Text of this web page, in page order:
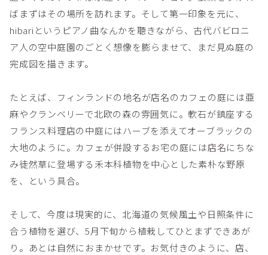
ばまずはその場所を訪れます。そして第一印象を元に、
hibariというピアノ曲なんかを聴きながら、古代バビロニ
ア人の空中庭園のごとく想像を膨らませて、まだ見ぬ庭の
完成図を描きます。
たとえば、フィンランドの地名が店名のカフェの庭には亜
麻やクランベリーで北欧の森の雰囲気に。軟石が鎮座する
フランス料理店の中庭にはハーブを添えてオーブラックの
大地のように。カフェが併設するお宅の庭には店名にちな
み徒然草に登場する禾本科植物を中心とした素朴な野原
を、という具合。
そして、今度は現実的に、北海道の気候風土や日照条件に
合う植物を選び、5月下旬から植栽してひとまずできあが
り。あとは自然におまかせです。お気付きのように、店、